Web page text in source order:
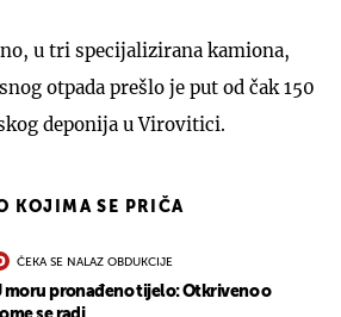
u tri specijalizirana kamiona,
otpada prešlo je put od čak 150
deponija u Virovitici.
KOJIMA SE PRIČA
ČEKA SE NALAZ OBDUKCIJE
moru pronađeno tijelo: Otkriveno o